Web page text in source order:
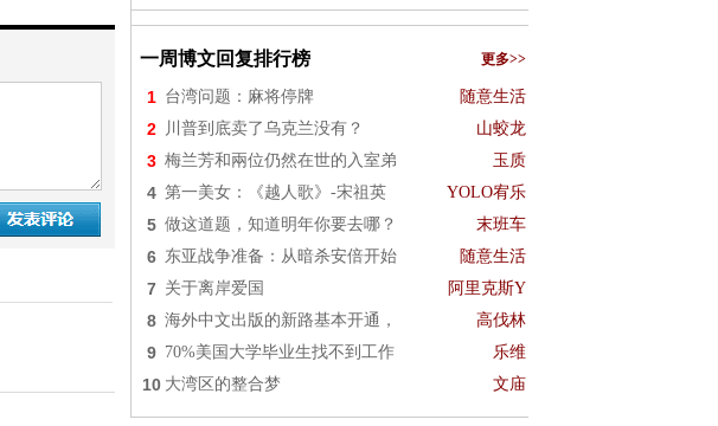
一周博文回复排行榜 更多>>
1 台湾问题：麻将停牌 随意生活
2 川普到底卖了乌克兰没有？ 山蛟龙
3 梅兰芳和兩位仍然在世的入室弟 玉质
4 第一美女：《越人歌》-宋祖英 YOLO宥乐
5 做这道题，知道明年你要去哪？ 末班车
6 东亚战争准备：从暗杀安倍开始 随意生活
7 关于离岸爱国 阿里克斯Y
8 海外中文出版的新路基本开通， 高伐林
9 70%美国大学毕业生找不到工作 乐维
10 大湾区的整合梦 文庙